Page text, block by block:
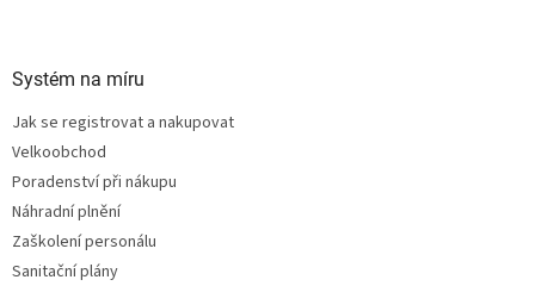
Systém na míru
Jak se registrovat a nakupovat
Velkoobchod
Poradenství při nákupu
Náhradní plnění
Zaškolení personálu
Sanitační plány